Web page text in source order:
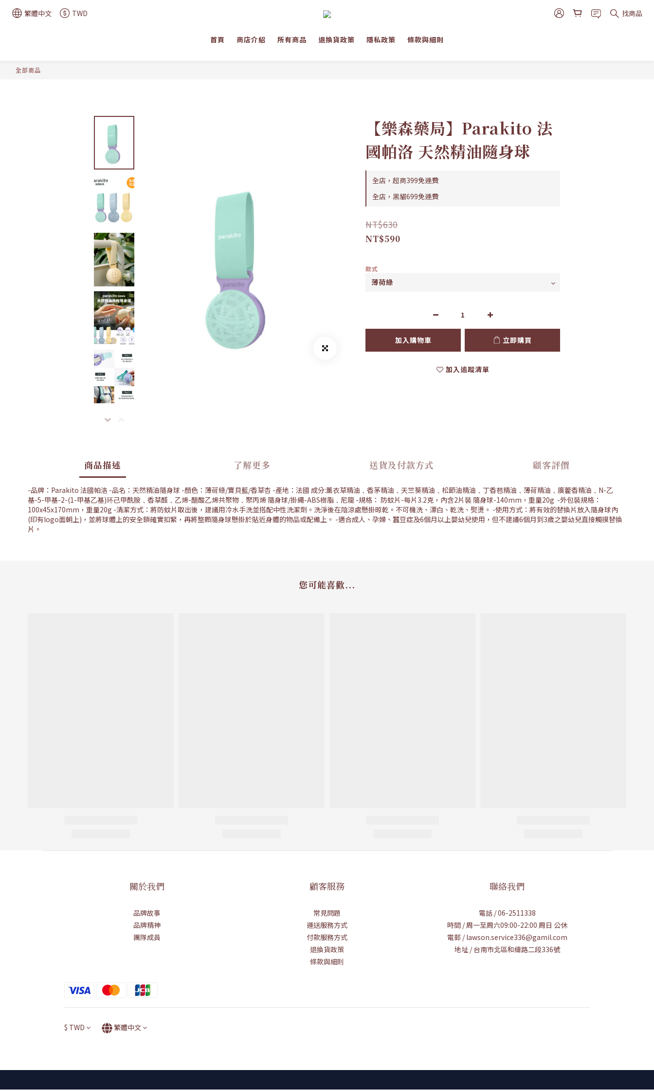
繁體中文 TWD 找商品
首頁 商店介紹 所有商品 退換貨政策 隱私政策 條款與細則
全部商品
【樂森藥局】Parakito 法
國帕洛 天然精油隨身球
全店，超商399免運費
全店，黑貓699免運費
NT$630
NT$590
款式
加入購物車 立即購買
加入追蹤清單
商品描述 了解更多 送貨及付款方式 顧客評價
-品牌：Parakito 法國帕洛 -品名：天然精油隨身球 -顏色：薄荷綠/寶貝藍/香草杏 -產地：法國 成分:薰衣草精油﹑香茅精油﹑天竺葵精油﹑松節油精油﹑丁香苞精油﹑薄荷精油﹑廣藿香精油﹑N-乙
基-5-甲基-2-(1-甲基乙基)环己甲酰胺﹑香草醛﹑乙烯-醋酸乙烯共聚物﹑聚丙烯 隨身球/掛繩-ABS樹脂﹑尼龍 -規格： 防蚊片-每片3.2克，內含2片裝 隨身球-140mm，重量20g -外包裝規格：
100x45x170mm，重量20g -清潔方式：將防蚊片取出後，建議用冷水手洗並搭配中性洗潔劑。洗淨後在陰涼處懸掛晾乾。不可機洗、漂白、乾洗、熨燙。 -使用方式：將有效的替換片放入隨身球內
(印有logo面朝上)，並將球體上的安全鎖確實扣緊，再將整顆隨身球懸掛於貼近身體的物品或配備上。 -適合成人、孕婦、蠶豆症及6個月以上嬰幼兒使用，但不建議6個月到3歲之嬰幼兒直接觸摸替換
片。
您可能喜歡...
關於我們
品牌故事
品牌精神
團隊成員
顧客服務
常見問題
運送服務方式
付款服務方式
退換貨政策
條款與細則
聯絡我們
電話 / 06-2511338
時間 / 周一至周六09:00-22:00 周日 公休
電郵 / lawson.service336@gamil.com
地址 / 台南市北區和緯路二段336號
$ TWD 繁體中文